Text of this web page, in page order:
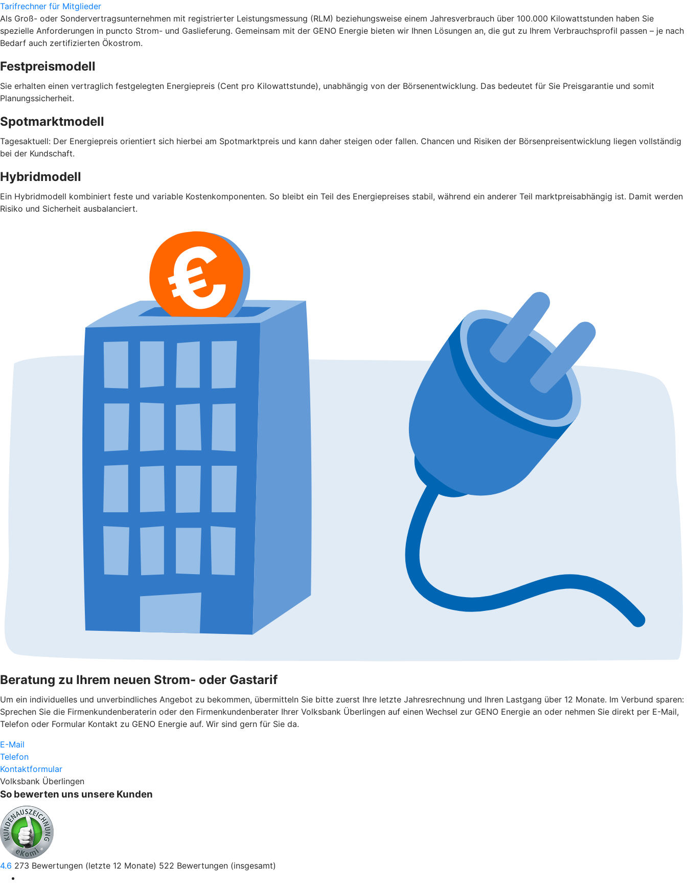
Tarifrechner für Mitglieder
Als Groß- oder Sondervertragsunternehmen mit registrierter Leistungsmessung (RLM) beziehungsweise einem Jahresverbrauch über 100.000 Kilowattstunden haben Sie
spezielle Anforderungen in puncto Strom- und Gaslieferung. Gemeinsam mit der GENO Energie bieten wir Ihnen Lösungen an, die gut zu Ihrem Verbrauchsprofil passen – je nach
Bedarf auch zertifizierten Ökostrom.
Festpreismodell
Sie erhalten einen vertraglich festgelegten Energiepreis (Cent pro Kilowattstunde), unabhängig von der Börsenentwicklung. Das bedeutet für Sie Preisgarantie und somit
Planungssicherheit.
Spotmarktmodell
Tagesaktuell: Der Energiepreis orientiert sich hierbei am Spotmarktpreis und kann daher steigen oder fallen. Chancen und Risiken der Börsenpreisentwicklung liegen vollständig
bei der Kundschaft.
Hybridmodell
Ein Hybridmodell kombiniert feste und variable Kostenkomponenten. So bleibt ein Teil des Energiepreises stabil, während ein anderer Teil marktpreisabhängig ist. Damit werden
Risiko und Sicherheit ausbalanciert.
Beratung zu Ihrem neuen Strom- oder Gastarif
Um ein individuelles und unverbindliches Angebot zu bekommen, übermitteln Sie bitte zuerst Ihre letzte Jahresrechnung und Ihren Lastgang über 12 Monate. Im Verbund sparen:
Sprechen Sie die Firmenkundenberaterin oder den Firmenkundenberater Ihrer Volksbank Überlingen auf einen Wechsel zur GENO Energie an oder nehmen Sie direkt per E-Mail,
Telefon oder Formular Kontakt zu GENO Energie auf. Wir sind gern für Sie da.
E-Mail
Telefon
Kontaktformular
Volksbank Überlingen
So bewerten uns unsere Kunden
4.6 273 Bewertungen (letzte 12 Monate) 522 Bewertungen (insgesamt)